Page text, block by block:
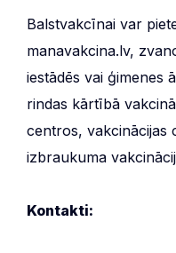
Balstvakcīnai var
manavakcina.lv,
iestādēs vai ģimenes
rindas kārtībā
centros, vakcinācijas
izbraukuma
Kontakti: